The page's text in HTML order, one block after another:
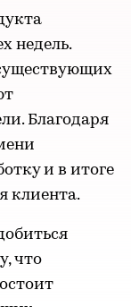
недель.
Благодаря
и в итоге
клиента.
что